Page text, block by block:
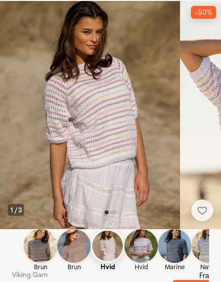
1 /3
-50%
Brun Brun Hvid Hvid Marine Natur
Viking Garn Fra